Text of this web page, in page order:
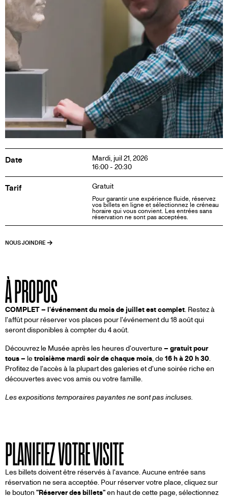
Date
Mardi, juil 21, 2026
16:00 - 20:30
Tarif Gratuit
Pour garantir une expérience fluide, réservez
vos billets en ligne et sélectionnez le créneau
horaire qui vous convient. Les entrées sans
réservation ne sont pas acceptées.
NOUS JOINDRE
À PROPOS
COMPLET – l'événement du mois de juillet est complet. Restez à
l'affût pour réserver vos places pour l'événement du 18 août qui
seront disponibles à compter du 4 août.
Découvrez le Musée après les heures d'ouverture– gratuit pour
tous– letroisième mardi soir de chaque mois, de16 h à 20 h 30.
Profitez de l'accès à la plupart des galeries et d'une soirée riche en
découvertes avec vos amis ou votre famille.
Les expositions temporaires payantes ne sont pas incluses.
PLANIFIEZ VOTRE VISITE
Les billets doivent être réservés à l'avance. Aucune entrée sans
réservation ne sera acceptée. Pour réserver votre place, cliquez sur
le bouton "Réserver des billets"en haut de cette page, sélectionnez